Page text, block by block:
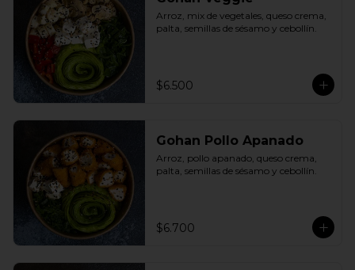
Arroz, mix de vegetales, queso crema,
palta, semillas de sésamo y cebollín.
$6.500
Gohan Pollo Apanado
Arroz, pollo apanado, queso crema,
palta, semillas de sésamo y cebollín.
$6.700